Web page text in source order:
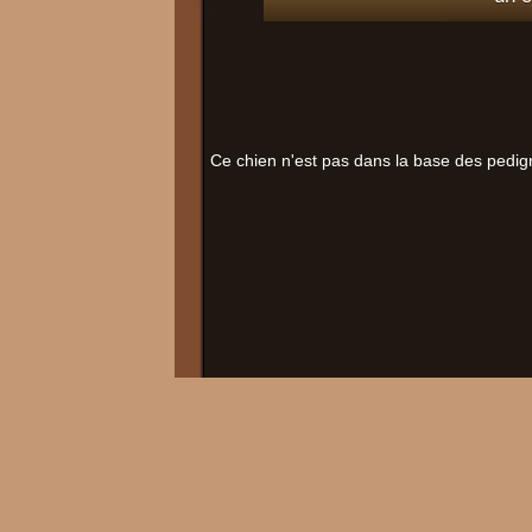
Ce chien n'est pas dans la base des